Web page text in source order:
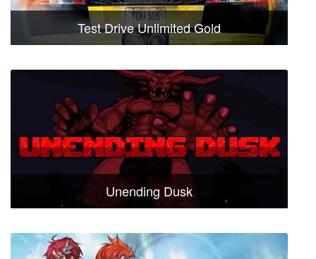
Test Drive Unlimited Gold
Unending Dusk